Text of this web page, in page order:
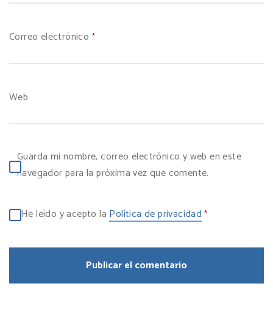
Correo electrónico *
Web
Guarda mi nombre, correo electrónico y web en este
navegador para la próxima vez que comente.
He leído y acepto la Política de privacidad *